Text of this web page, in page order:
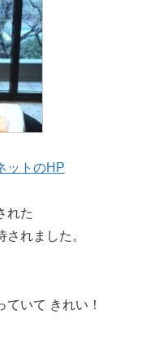
ットのHP
れた
れました。
いて きれい！